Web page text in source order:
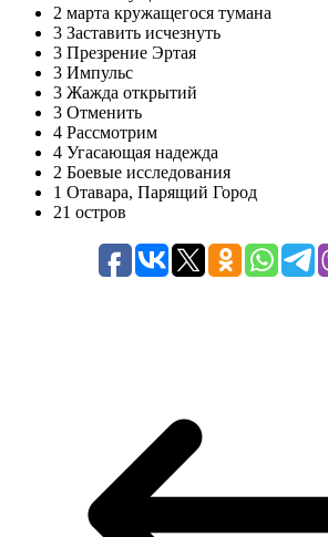
2 марта кружащегося тумана
3 Заставить исчезнуть
3 Презрение Эртая
3 Импульс
3 Жажда открытий
3 Отменить
4 Рассмотрим
4 Угасающая надежда
2 Боевые исследования
1 Отавара, Парящий Город
21 остров